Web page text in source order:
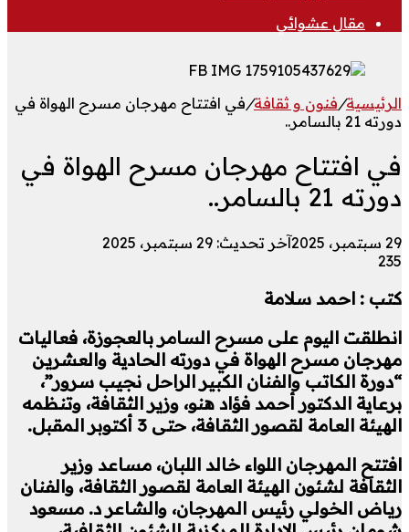
مقال عشوائي
الرئيسية/فنون و ثقافة/في افتتاح مهرجان مسرح الهواة في
دورته 21 بالسامر..
في افتتاح مهرجان مسرح الهواة في
دورته 21 بالسامر..
29 سبتمبر، 2025
آخر تحديث: 29 سبتمبر، 2025
235
كتب : احمد سلامة
انطلقت اليوم على مسرح السامر بالعجوزة، فعاليات
مهرجان مسرح الهواة في دورته الحادية والعشرين
“دورة الكاتب والفنان الكبير الراحل نجيب سرور”،
برعاية الدكتور أحمد فؤاد هنو، وزير الثقافة، وتنظمه
الهيئة العامة لقصور الثقافة، حتى 3 أكتوبر المقبل.
افتتح المهرجان اللواء خالد اللبان، مساعد وزير
الثقافة لشئون الهيئة العامة لقصور الثقافة، والفنان
رياض الخولي رئيس المهرجان، والشاعر د. مسعود